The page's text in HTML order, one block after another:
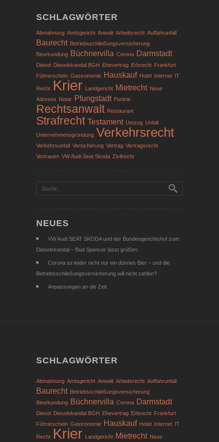
SCHLAGWÖRTER
Abmahnung Amtsgericht Anwalt Arbeitsrecht Auffahrunfall
Baurecht Betriebsschließungsversicherung
Beurkundung Büchnervilla Corona Darmstadt
Diesel Dieselskandal BGH Ehevertrag Erbrecht Frankfurt
Führerschein Gastronomie Hauskauf Hotel Internet IT
Recht Krier Landgericht Mietrecht Neue
Adresse Notar Pfungstadt Punkte
Rechtsanwalt Restaurant
Strafrecht Testament Umzug Unfall
Unternehmensgründung Verkehrsrecht
Verkehrsunfall Versicherung Vertrag Vertragsrecht
Vertrauen VW Audi Seat Skoda Zivilrecht
NEUES
VW Audi SEAT SKODA und der Bundesgerichtshof zum
Dieselskandal – Bud Spencer lässt grüßen.
Corona ist leider nicht nur ein dünnes Bier – und die
Betriebsschließungsversicherung will nicht zahlen?
Anpassungen an die Zeit
SCHLAGWÖRTER
Abmahnung Amtsgericht Anwalt Arbeitsrecht Auffahrunfall
Baurecht Betriebsschließungsversicherung
Beurkundung Büchnervilla Corona Darmstadt
Diesel Dieselskandal BGH Ehevertrag Erbrecht Frankfurt
Führerschein Gastronomie Hauskauf Hotel Internet IT
Recht Krier Landgericht Mietrecht Neue